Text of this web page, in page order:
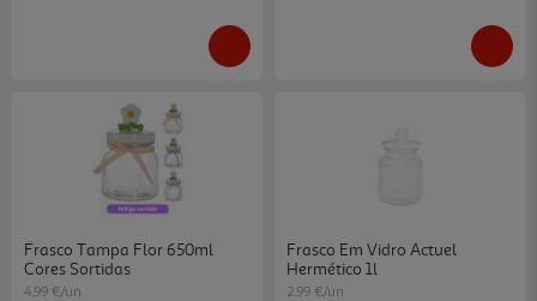
Frasco Tampa Flor 650ml
Cores Sortidas
4.99 €/un
Frasco Em Vidro Actuel
Hermético 1l
2.99 €/un